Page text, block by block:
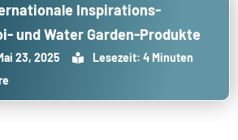
Inspirations-
und Water Garden-Produkte
23, 2025
Lesezeit: 4 Minuten